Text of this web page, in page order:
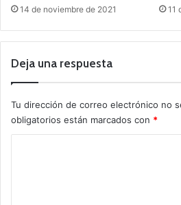
14 de noviembre de 2021 11
Deja una respuesta
Tu dirección de correo electrónico no
obligatorios están marcados con *